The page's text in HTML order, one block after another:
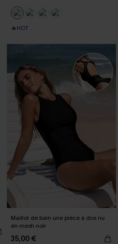
🔥HOT
Maillot de bain une pièce à dos nu
en mesh noir
35,00 €